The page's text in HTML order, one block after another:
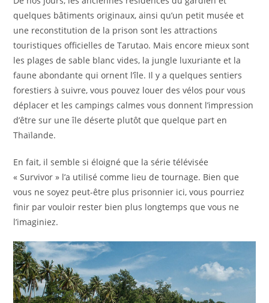
quelques bâtiments originaux, ainsi qu’un petit musée et
une reconstitution de la prison sont les attractions
touristiques officielles de Tarutao. Mais encore mieux sont
les plages de sable blanc vides, la jungle luxuriante et la
faune abondante qui ornent l’île. Il y a quelques sentiers
forestiers à suivre, vous pouvez louer des vélos pour vous
déplacer et les campings calmes vous donnent l’impression
d’être sur une île déserte plutôt que quelque part en
Thaïlande.
En fait, il semble si éloigné que la série télévisée
« Survivor » l’a utilisé comme lieu de tournage. Bien que
vous ne soyez peut-être plus prisonnier ici, vous pourriez
finir par vouloir rester bien plus longtemps que vous ne
l’imaginiez.